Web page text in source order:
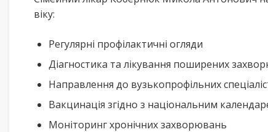
віку:
Регулярні профілактичні огляди
Діагностика та лікування поширених
Направлення до вузькопрофільних
Вакцинація згідно з національним
Моніторинг хронічних захворювань